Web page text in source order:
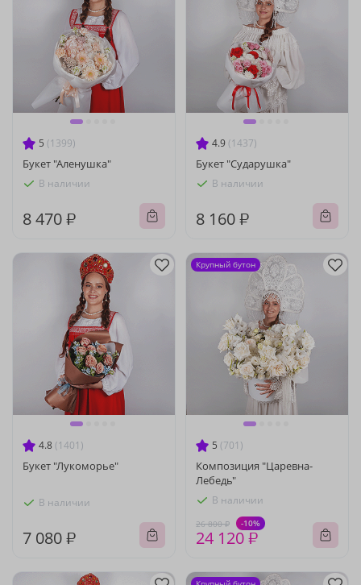
5 (1399)
Букет "Аленушка"
В наличии
8 470 ₽
4.9 (1437)
Букет "Сударушка"
В наличии
8 160 ₽
4.8 (1401)
Букет "Лукоморье"
В наличии
7 080 ₽
5 (701)
Композиция "Царевна-
Лебедь"
В наличии
26 800 ₽ -10%
24 120 ₽
Крупный бутон